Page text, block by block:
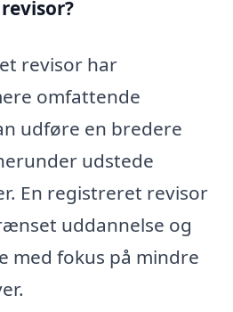
revisor har
omfattende
udføre en bredere
udstede
En registreret revisor
uddannelse og
med fokus på mindre